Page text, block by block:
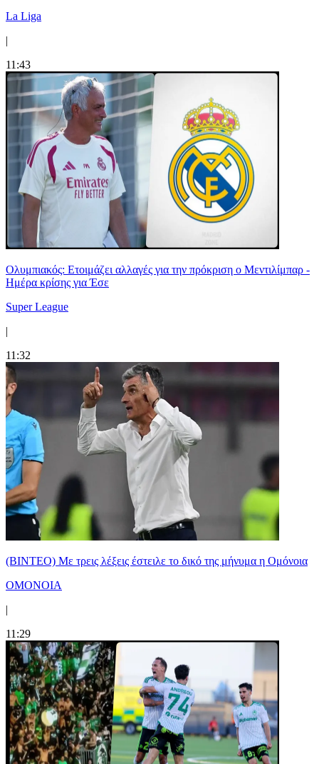
La Liga
|
11:43
Ολυμπιακός: Ετοιμάζει αλλαγές για την πρόκριση ο Μεντιλίμπαρ -
Ημέρα κρίσης για Έσε
Super League
|
11:32
(ΒΙΝΤΕΟ) Με τρεις λέξεις έστειλε το δικό της μήνυμα η Ομόνοια
ΟΜΟΝΟΙΑ
|
11:29